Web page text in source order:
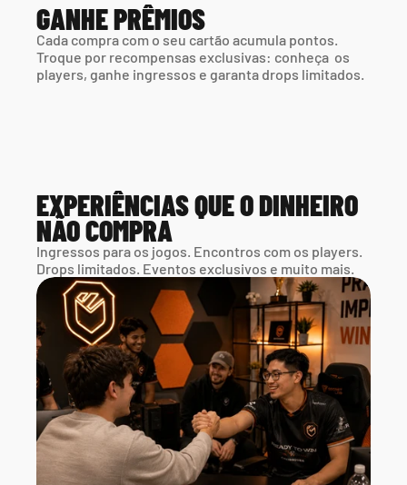
GANHE PRÊMIOS
Cada compra com o seu cartão acumula pontos.
Troque por recompensas exclusivas: conheça  os
players, ganhe ingressos e garanta drops limitados.
EXPERIÊNCIAS QUE O DINHEIRO
NÃO COMPRA
Ingressos para os jogos. Encontros com os players.
Drops limitados. Eventos exclusivos e muito mais.